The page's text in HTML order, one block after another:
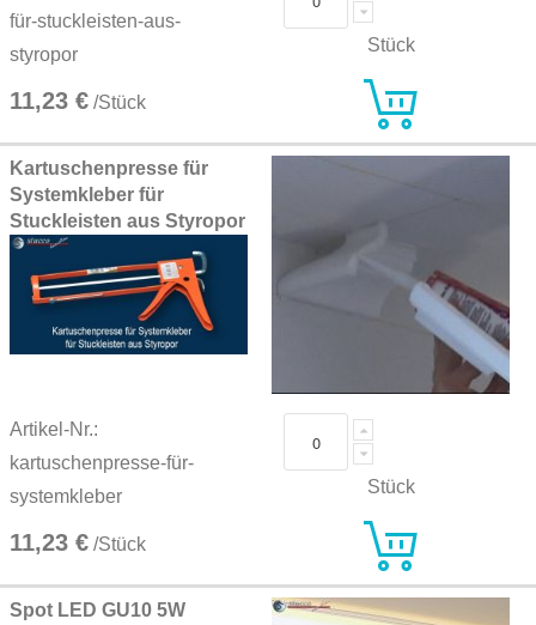
für-stuckleisten-aus-
styropor
11,23 € /Stück
Stück
Kartuschenpresse für
Systemkleber für
Stuckleisten aus Styropor
Artikel-Nr.:
kartuschenpresse-für-
systemkleber
11,23 € /Stück
Stück
Spot LED GU10 5W